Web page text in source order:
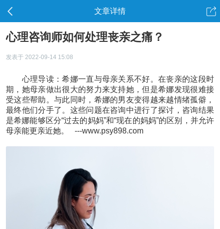
文章详情
心理咨询师如何处理丧亲之痛？
发表于 2022-09-14 15:08
心理导读：希娜一直与母亲关系不好。在丧亲的这段时
期，她母亲做出很大的努力来支持她，但是希娜发现很难接
受这些帮助。与此同时，希娜的男友变得越来越情绪孤僻，
最终他们分手了。这些问题在咨询中进行了探讨，咨询结果
是希娜能够区分“过去的妈妈”和“现在的妈妈”的区别，并允许
母亲能更亲近她。 ---www.psy898.com